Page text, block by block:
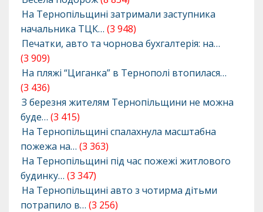
На Тернопільщині затримали заступника
начальника ТЦК… (3 948)
Печатки, авто та чорнова бухгалтерія: на…
(3 909)
На пляжі “Циганка” в Тернополі втопилася…
(3 436)
З березня жителям Тернопільщини не можна
буде… (3 415)
На Тернопільщині спалахнула масштабна
пожежа на… (3 363)
На Тернопільщині під час пожежі житлового
будинку… (3 347)
На Тернопільщині авто з чотирма дітьми
потрапило в… (3 256)